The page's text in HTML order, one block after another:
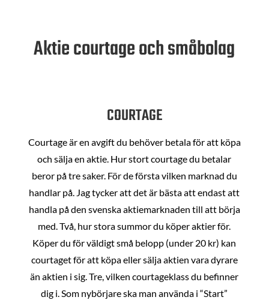
Aktie courtage och småbolag
COURTAGE
Courtage är en avgift du behöver betala för att köpa
och sälja en aktie. Hur stort courtage du betalar
beror på tre saker. För de första vilken marknad du
handlar på. Jag tycker att det är bästa att endast att
handla på den svenska aktiemarknaden till att börja
med. Två, hur stora summor du köper aktier för.
Köper du för väldigt små belopp (under 20 kr) kan
courtaget för att köpa eller sälja aktien vara dyrare
än aktien i sig. Tre, vilken courtageklass du befinner
dig i. Som nybörjare ska man använda i “Start”